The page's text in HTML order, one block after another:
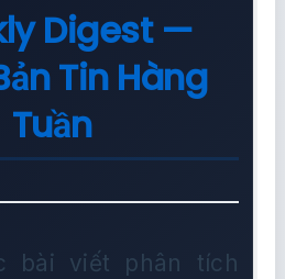
Digest —
Tin Hàng
Tuần
bài viết phân tích